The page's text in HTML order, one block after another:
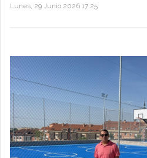
Lunes, 29 Junio 2026 17:25